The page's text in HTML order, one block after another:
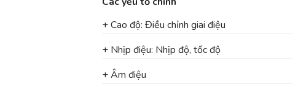
+ Cao độ: Điều chỉnh giai điệu
+ Nhịp điệu: Nhịp độ, tốc độ
+ Âm điệu